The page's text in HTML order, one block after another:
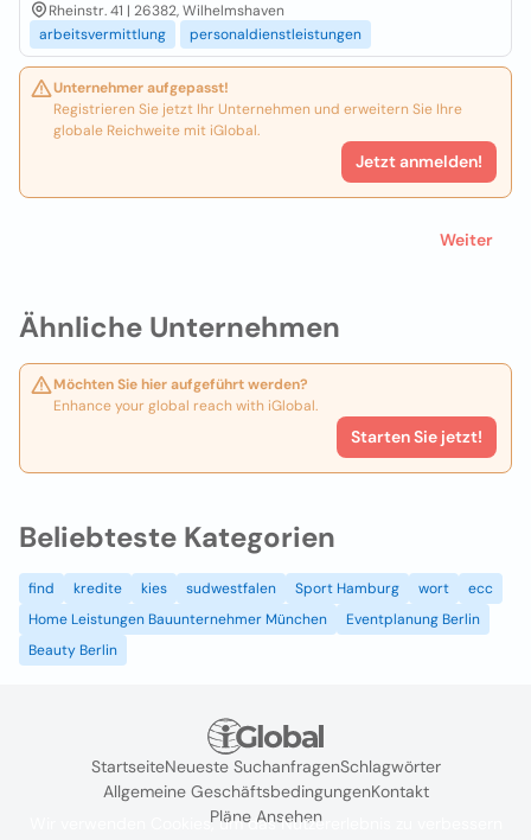
Ähnliche Unternehmen
Möchten Sie hier aufgeführt werden?
Enhance your global reach with iGlobal.
Starten Sie jetzt!
Rheinstr. 41 | 26382, Wilhelmshaven
arbeitsvermittlung
personaldienstleistungen
Unternehmer aufgepasst!
Registrieren Sie jetzt Ihr Unternehmen und erweitern Sie Ihre
globale Reichweite mit iGlobal.
Jetzt anmelden!
Weiter
Beliebteste Kategorien
find kredite kies sudwestfalen Sport Hamburg wort
ecc
Home Leistungen Bauunternehmer München
Eventplanung Berlin
Beauty Berlin
StartseiteNeueste SuchanfragenSchlagwörter
Allgemeine GeschäftsbedingungenKontakt
Pläne Ansehen
Wir verwenden Cookies, um das Nutzererlebnis zu verbessern